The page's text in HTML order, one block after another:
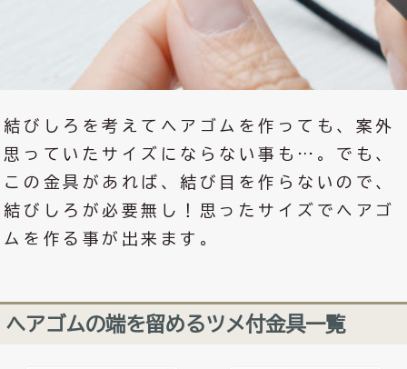
結びしろを考えてヘアゴムを作っても、案外
思っていたサイズにならない事も…。でも、
この金具があれば、結び目を作らないので、
結びしろが必要無し！思ったサイズでヘアゴ
ムを作る事が出来ます。
ヘアゴムの端を留めるツメ付金具一覧